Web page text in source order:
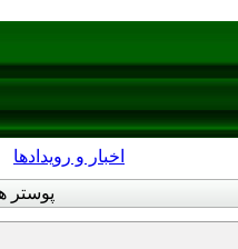
اخبار و رویدادها
پوستر